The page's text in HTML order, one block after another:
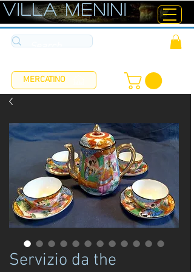
ViLLA MENINI
Servizio da the
MERCATINO